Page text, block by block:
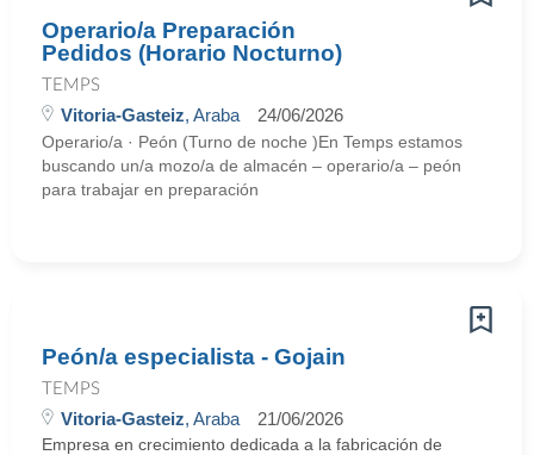
Operario/a Preparación
Pedidos (Horario Nocturno)
TEMPS
Vitoria-Gasteiz, Araba 24/06/2026
Operario/a · Peón (Turno de noche )En Temps estamos
buscando un/a mozo/a de almacén – operario/a – peón
para trabajar en preparación
Peón/a especialista - Gojain
TEMPS
Vitoria-Gasteiz, Araba 21/06/2026
Empresa en crecimiento dedicada a la fabricación de